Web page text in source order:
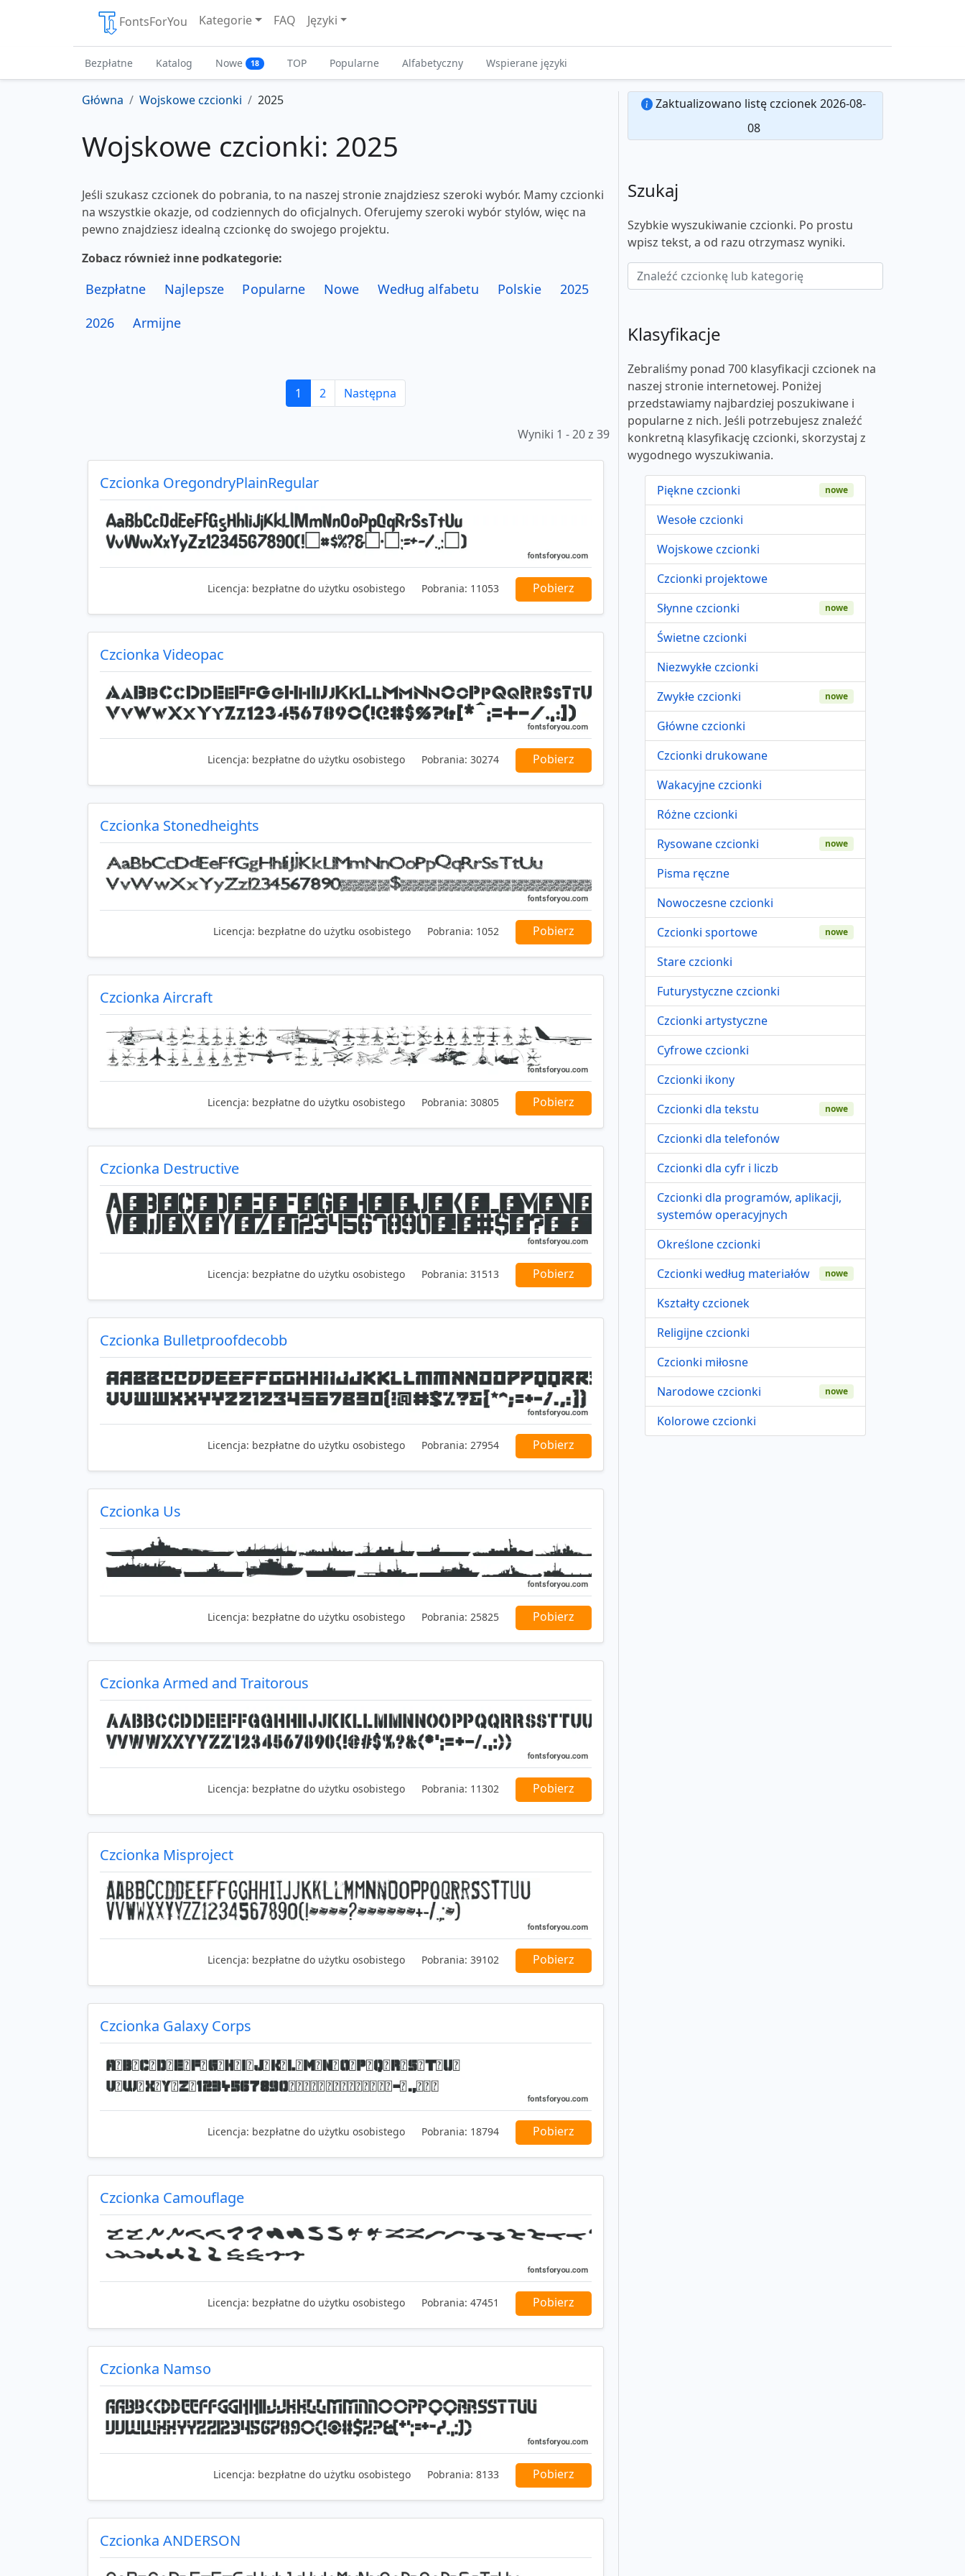
FontsForYou Kategorie FAQ Języki
Bezpłatne Katalog Nowe 18 TOP Popularne Alfabetyczny Wspierane języki
Główna Wojskowe czcionki 2025
Wojskowe czcionki: 2025
Jeśli szukasz czcionek do pobrania, to na naszej stronie znajdziesz szeroki wybór. Mamy czcionki
na wszystkie okazje, od codziennych do oficjalnych. Oferujemy szeroki wybór stylów, więc na
pewno znajdziesz idealną czcionkę do swojego projektu.
Zobacz również inne podkategorie:
Bezpłatne Najlepsze Popularne Nowe Według alfabetu Polskie
2025
2026
Armijne
1 2 Następna
Wyniki 1 - 20 z 39
Czcionka OregondryPlainRegular
Licencja: bezpłatne do użytku osobistego Pobrania: 11053 Pobierz
Czcionka Videopac
Licencja: bezpłatne do użytku osobistego Pobrania: 30274 Pobierz
Czcionka Stonedheights
Licencja: bezpłatne do użytku osobistego Pobrania: 1052 Pobierz
Czcionka Aircraft
Licencja: bezpłatne do użytku osobistego Pobrania: 30805 Pobierz
Czcionka Destructive
Licencja: bezpłatne do użytku osobistego Pobrania: 31513 Pobierz
Czcionka Bulletproofdecobb
Licencja: bezpłatne do użytku osobistego Pobrania: 27954 Pobierz
Czcionka Us
Licencja: bezpłatne do użytku osobistego Pobrania: 25825 Pobierz
Czcionka Armed and Traitorous
Licencja: bezpłatne do użytku osobistego Pobrania: 11302 Pobierz
Czcionka Misproject
Licencja: bezpłatne do użytku osobistego Pobrania: 39102 Pobierz
Czcionka Galaxy Corps
Licencja: bezpłatne do użytku osobistego Pobrania: 18794 Pobierz
Czcionka Camouflage
Licencja: bezpłatne do użytku osobistego Pobrania: 47451 Pobierz
Czcionka Namso
Licencja: bezpłatne do użytku osobistego Pobrania: 8133 Pobierz
Czcionka ANDERSON
Zaktualizowano listę czcionek 2026-08-
08
Szukaj
Szybkie wyszukiwanie czcionki. Po prostu
wpisz tekst, a od razu otrzymasz wyniki.
Klasyfikacje
Zebraliśmy ponad 700 klasyfikacji czcionek na
naszej stronie internetowej. Poniżej
przedstawiamy najbardziej poszukiwane i
popularne z nich. Jeśli potrzebujesz znaleźć
konkretną klasyfikację czcionki, skorzystaj z
wygodnego wyszukiwania.
Piękne czcionki nowe
Wesołe czcionki
Wojskowe czcionki
Czcionki projektowe
Słynne czcionki
nowe
Świetne czcionki
Niezwykłe czcionki
Zwykłe czcionki
nowe
Główne czcionki
Czcionki drukowane
Wakacyjne czcionki
Różne czcionki
Rysowane czcionki
nowe
Pisma ręczne
Nowoczesne czcionki
Czcionki sportowe
nowe
Stare czcionki
Futurystyczne czcionki
Czcionki artystyczne
Cyfrowe czcionki
Czcionki ikony
Czcionki dla tekstu
nowe
Czcionki dla telefonów
Czcionki dla cyfr i liczb
Czcionki dla programów, aplikacji,
systemów operacyjnych
Określone czcionki
Czcionki według materiałów
nowe
Kształty czcionek
Religijne czcionki
Czcionki miłosne
Narodowe czcionki
nowe
Kolorowe czcionki